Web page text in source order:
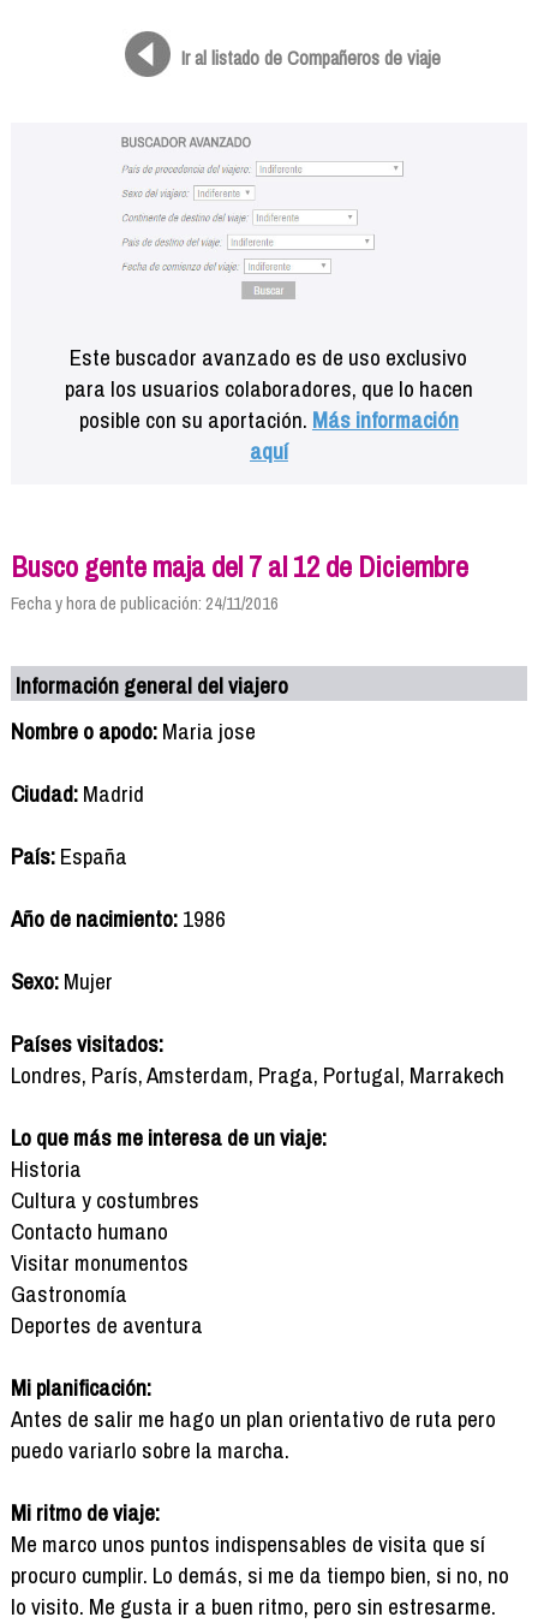
Ir al listado de Compañeros de viaje
Este buscador avanzado es de uso exclusivo
para los usuarios colaboradores, que lo hacen
posible con su aportación. Más información
aquí
Busco gente maja del 7 al 12 de Diciembre
Fecha y hora de publicación: 24/11/2016
Información general del viajero
Nombre o apodo:Maria jose
Ciudad:Madrid
País:España
Año de nacimiento:1986
Sexo:Mujer
Países visitados:
Londres, París, Amsterdam, Praga, Portugal, Marrakech
Lo que más me interesa de un viaje:
Historia
Cultura y costumbres
Contacto humano
Visitar monumentos
Gastronomía
Deportes de aventura
Mi planificación:
Antes de salir me hago un plan orientativo de ruta pero
puedo variarlo sobre la marcha.
Mi ritmo de viaje:
Me marco unos puntos indispensables de visita que sí
procuro cumplir. Lo demás, si me da tiempo bien, si no, no
lo visito. Me gusta ir a buen ritmo, pero sin estresarme.